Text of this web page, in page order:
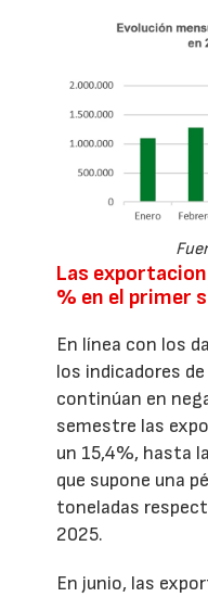
Las
% en el primer
En línea con los
los indicadores
continúan en
semestre las
un 15,4%, hasta
que supone una
toneladas
2025.
En junio, las